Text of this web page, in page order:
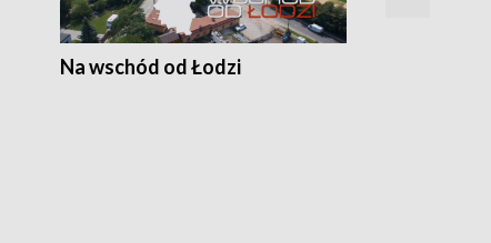
Na wschód od Łodzi